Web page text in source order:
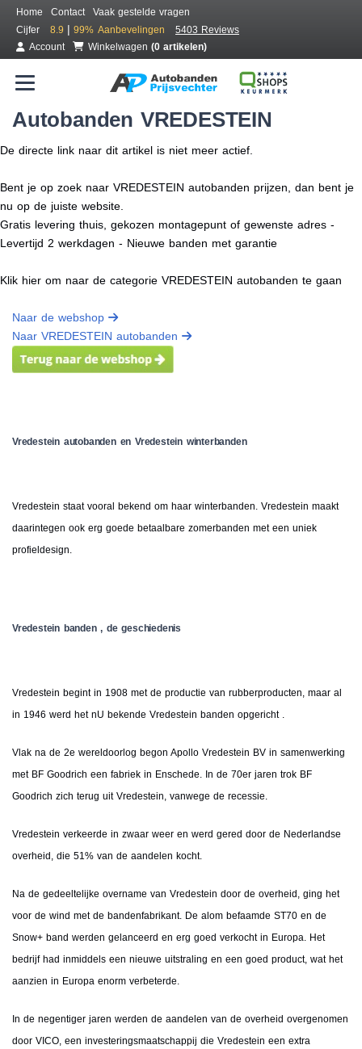
Home Contact
Vaak gestelde vragen
Cijfer
8.9 | 99% Aanbevelingen
5403 Reviews
Account
Winkelwagen (0 artikelen)
Autobanden VREDESTEIN
De directe link naar dit artikel is niet meer actief.
Bent je op zoek naar VREDESTEIN autobanden prijzen, dan bent je
nu op de juiste website.
Gratis levering thuis, gekozen montagepunt of gewenste adres -
Levertijd 2 werkdagen - Nieuwe banden met garantie
Klik hier om naar de categorie VREDESTEIN autobanden te gaan
Naar de webshop
Naar VREDESTEIN autobanden
Vredestein autobanden en Vredestein winterbanden
Vredestein staat vooral bekend om haar winterbanden. Vredestein maakt
daarintegen ook erg goede betaalbare zomerbanden met een uniek
profieldesign.
Vredestein banden , de geschiedenis
Vredestein begint in 1908 met de productie van rubberproducten, maar al
in 1946 werd het nU bekende Vredestein banden opgericht .
Vlak na de 2e wereldoorlog begon Apollo Vredestein BV in samenwerking
met BF Goodrich een fabriek in Enschede. In de 70er jaren trok BF
Goodrich zich terug uit Vredestein, vanwege de recessie.
Vredestein verkeerde in zwaar weer en werd gered door de Nederlandse
overheid, die 51% van de aandelen kocht.
Na de gedeeltelijke overname van Vredestein door de overheid, ging het
voor de wind met de bandenfabrikant. De alom befaamde ST70 en de
Snow+ band werden gelanceerd en erg goed verkocht in Europa. Het
bedrijf had inmiddels een nieuwe uitstraling en een goed product, wat het
aanzien in Europa enorm verbeterde.
In de negentiger jaren werden de aandelen van de overheid overgenomen
door VICO, een investeringsmaatschappij die Vredestein een extra